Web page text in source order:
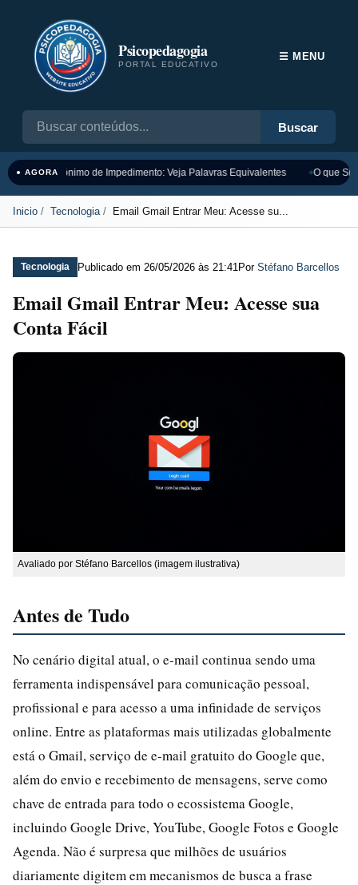
Psicopedagogia
PORTAL EDUCATIVO
Buscar
☰ MENU
● AGORASinônimo de Impedimento: Veja Palavras Equivalentes O que
Inicio Tecnologia Email Gmail Entrar Meu: Acesse su...
Tecnologia Publicado em 26/05/2026 às 21:41 Por Stéfano Barcellos
Email Gmail Entrar Meu: Acesse sua
Conta Fácil
Avaliado por Stéfano Barcellos (imagem ilustrativa)
Antes de Tudo
No cenário digital atual, o e-mail continua sendo uma
ferramenta indispensável para comunicação pessoal,
profissional e para acesso a uma infinidade de serviços
online. Entre as plataformas mais utilizadas globalmente
está o Gmail, serviço de e-mail gratuito do Google que,
além do envio e recebimento de mensagens, serve como
chave de entrada para todo o ecossistema Google,
incluindo Google Drive, YouTube, Google Fotos e Google
Agenda. Não é surpresa que milhões de usuários
diariamente digitem em mecanismos de busca a frase